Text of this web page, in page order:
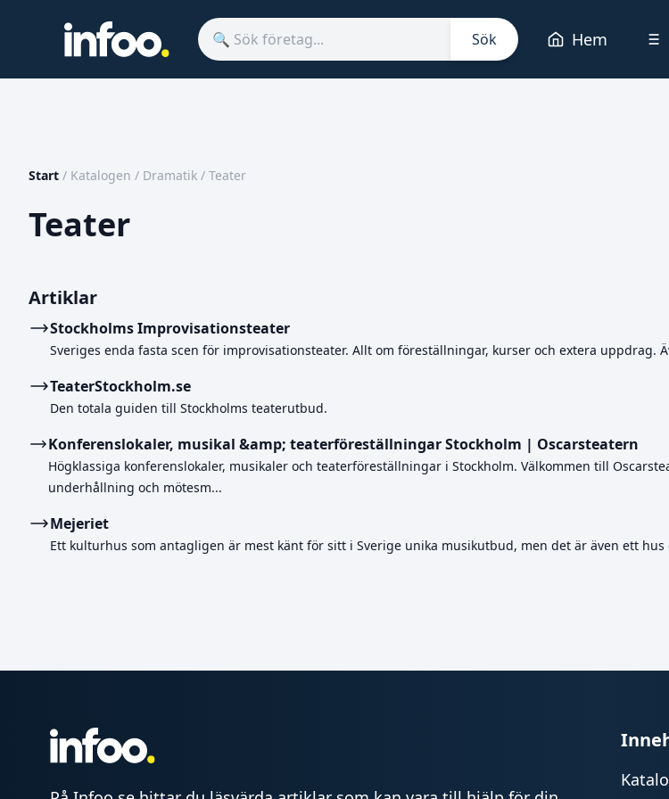
Sök Hem
Start / Katalogen / Dramatik / Teater
Teater
Artiklar
Stockholms Improvisationsteater
Sveriges enda fasta scen för improvisationsteater. Allt om föreställningar, kurser och extera
TeaterStockholm.se
Den totala guiden till Stockholms teaterutbud.
Konferenslokaler, musikal &amp; teaterföreställningar Stockholm | Oscarsteatern
Högklassiga konferenslokaler, musikaler och teaterföreställningar i Stockholm. Välkommen till
underhållning och mötesm...
Mejeriet
Ett kulturhus som antagligen är mest känt för sitt i Sverige unika musikutbud, men det är även ett